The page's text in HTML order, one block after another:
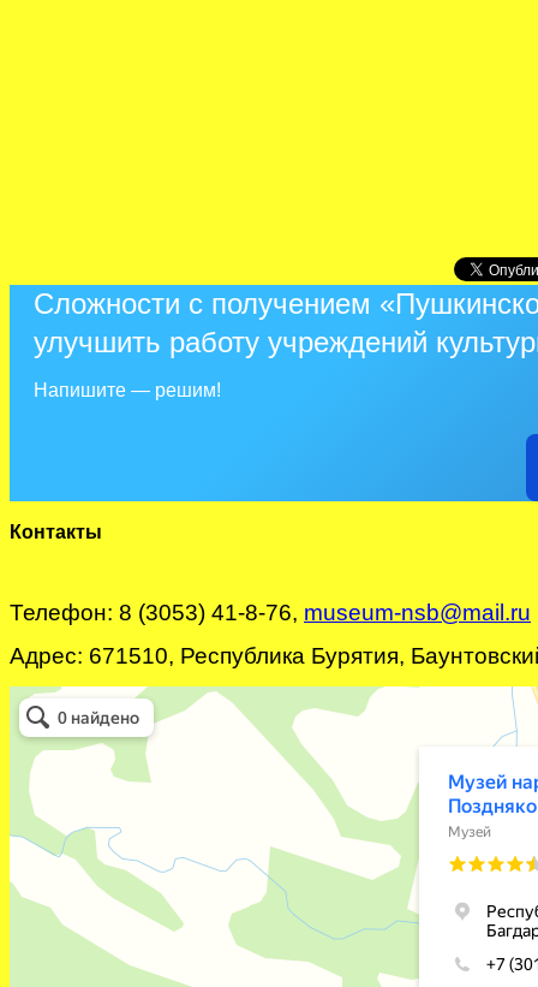
Сложности с получением
улучшить работу учреждений
Напишите — решим!
Контакты
Телефон: 8 (3053) 41-8-76, museum-nsb@mail.ru
Адрес: 671510, Республика Бурятия,